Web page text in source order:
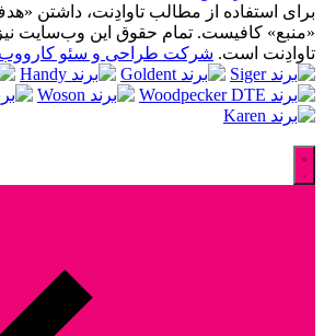
برای استفاده از مطالب تاوادِنت، داشتن
«منبع» کافیست. تمام حقوق اين وب‌سايت نیز
تاوادِنت است. شرکت طراحی و سئو کارووب